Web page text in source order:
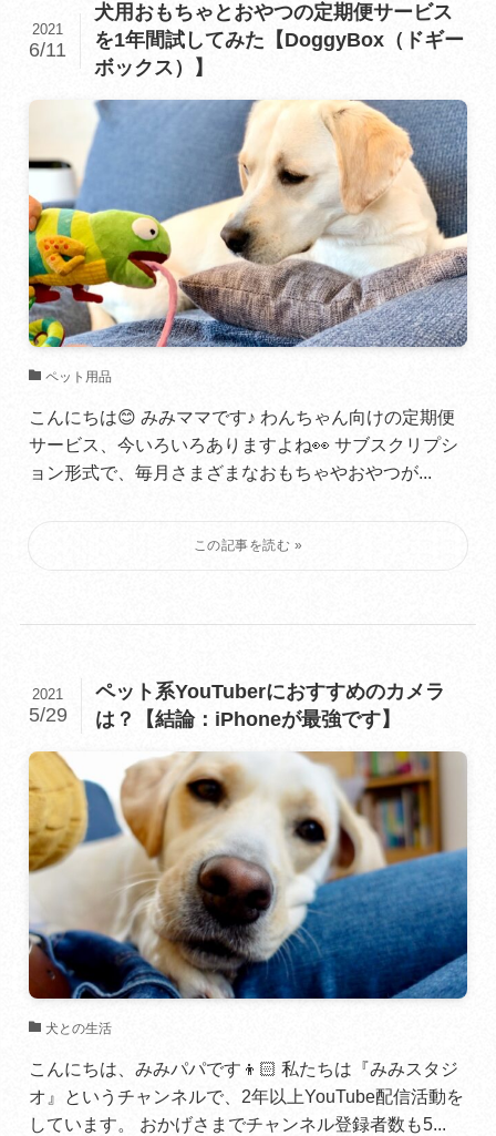
犬用おもちゃとおやつの定期便サービス
を1年間試してみた【DoggyBox（ドギー
ボックス）】
2021
6/11
ペット用品
こんにちは😊 みみママです♪ わんちゃん向けの定期便
サービス、今いろいろありますよね👀 サブスクリプシ
ョン形式で、毎月さまざまなおもちゃやおやつが...
ペット系YouTuberにおすすめのカメラ
は？【結論：iPhoneが最強です】
2021
5/29
犬との生活
こんにちは、みみパパです👦🏻 私たちは『みみスタジ
オ』というチャンネルで、2年以上YouTube配信活動を
しています。 おかげさまでチャンネル登録者数も5...